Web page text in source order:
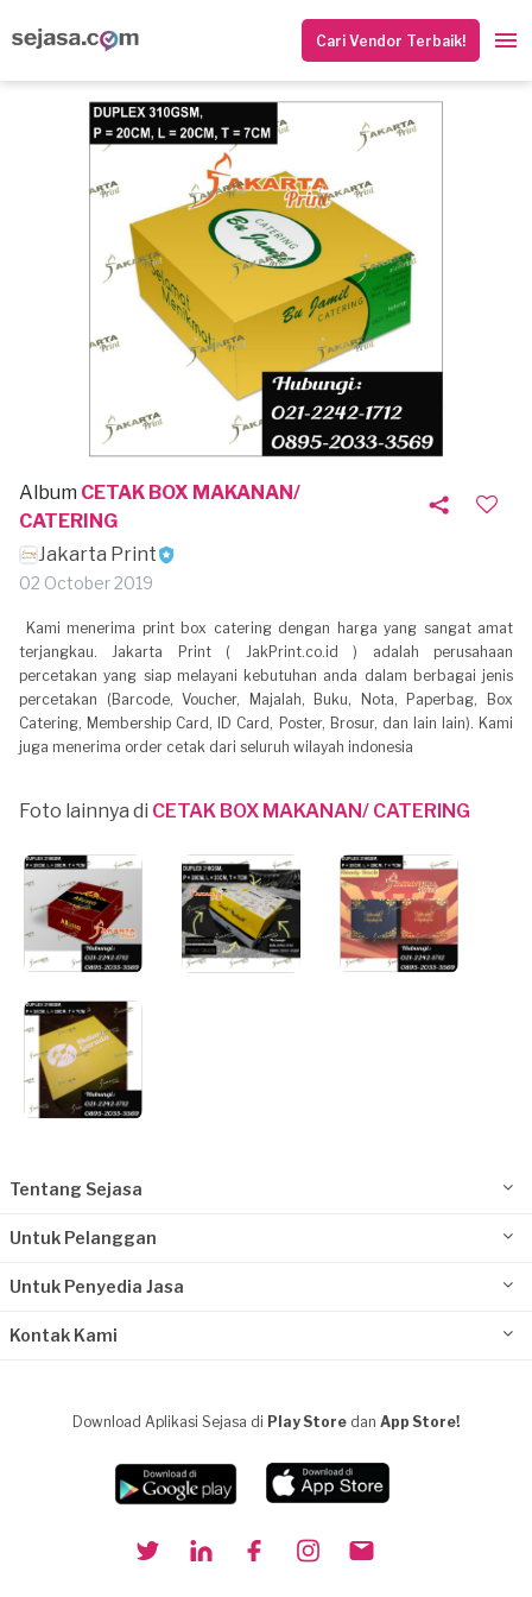
Cari Vendor Terbaik!
Album CETAK BOX MAKANAN/
CATERING
Jakarta Print
02 October 2019
Kami menerima print box catering dengan harga yang sangat amat
terjangkau. Jakarta Print ( JakPrint.co.id ) adalah perusahaan
percetakan yang siap melayani kebutuhan anda dalam berbagai jenis
percetakan (Barcode, Voucher, Majalah, Buku, Nota, Paperbag, Box
Catering, Membership Card, ID Card, Poster, Brosur, dan lain lain). Kami
juga menerima order cetak dari seluruh wilayah indonesia
Foto lainnya di CETAK BOX MAKANAN/ CATERING
Tentang Sejasa
Untuk Pelanggan
Untuk Penyedia Jasa
Kontak Kami
Download Aplikasi Sejasa di Play Store dan App Store!